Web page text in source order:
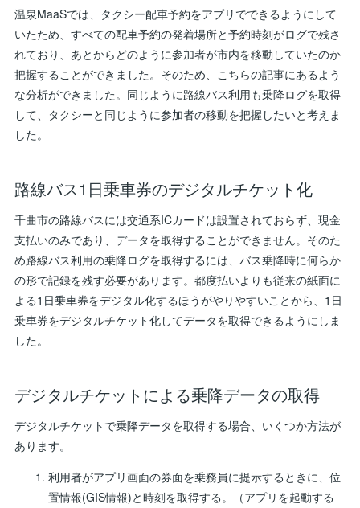
温泉MaaSでは、タクシー配車予約をアプリでできるようにして
いたため、すべての配車予約の発着場所と予約時刻がログで残さ
れており、あとからどのように参加者が市内を移動していたのか
把握することができました。そのため、こちらの記事にあるよう
な分析ができました。同じように路線バス利用も乗降ログを取得
して、タクシーと同じように参加者の移動を把握したいと考えま
した。
路線バス1日乗車券のデジタルチケット化
千曲市の路線バスには交通系ICカードは設置されておらず、現金
支払いのみであり、データを取得することができません。そのた
め路線バス利用の乗降ログを取得するには、バス乗降時に何らか
の形で記録を残す必要があります。都度払いよりも従来の紙面に
よる1日乗車券をデジタル化するほうがやりやすいことから、1日
乗車券をデジタルチケット化してデータを取得できるようにしま
した。
デジタルチケットによる乗降データの取得
デジタルチケットで乗降データを取得する場合、いくつか方法が
あります。
利用者がアプリ画面の券面を乗務員に提示するときに、位
置情報(GIS情報)と時刻を取得する。（アプリを起動する